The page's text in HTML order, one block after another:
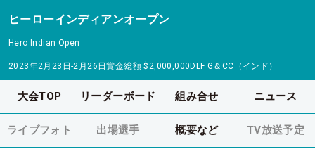
ヒーローインディアンオープン
Hero Indian Open
2023年2月23日-2月26日賞金総額 $2,000,000DLF G＆CC（インド）
大会TOP リーダーボード 組み合せ ニュース
ライブフォト 出場選手 概要など TV放送予定